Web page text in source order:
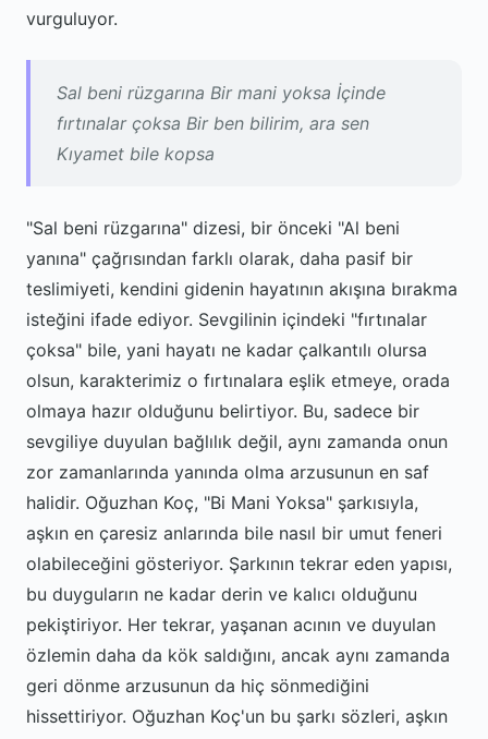
vurguluyor.
Sal beni rüzgarına Bir mani yoksa İçinde
fırtınalar çoksa Bir ben bilirim, ara sen
Kıyamet bile kopsa
"Sal beni rüzgarına" dizesi, bir önceki "Al beni
yanına" çağrısından farklı olarak, daha pasif bir
teslimiyeti, kendini gidenin hayatının akışına bırakma
isteğini ifade ediyor. Sevgilinin içindeki "fırtınalar
çoksa" bile, yani hayatı ne kadar çalkantılı olursa
olsun, karakterimiz o fırtınalara eşlik etmeye, orada
olmaya hazır olduğunu belirtiyor. Bu, sadece bir
sevgiliye duyulan bağlılık değil, aynı zamanda onun
zor zamanlarında yanında olma arzusunun en saf
halidir. Oğuzhan Koç, "Bi Mani Yoksa" şarkısıyla,
aşkın en çaresiz anlarında bile nasıl bir umut feneri
olabileceğini gösteriyor. Şarkının tekrar eden yapısı,
bu duyguların ne kadar derin ve kalıcı olduğunu
pekiştiriyor. Her tekrar, yaşanan acının ve duyulan
özlemin daha da kök saldığını, ancak aynı zamanda
geri dönme arzusunun da hiç sönmediğini
hissettiriyor. Oğuzhan Koç'un bu şarkı sözleri, aşkın